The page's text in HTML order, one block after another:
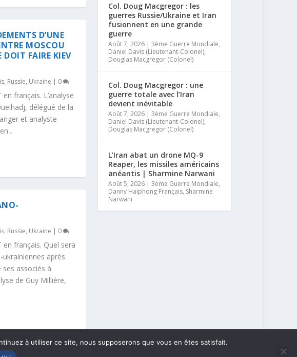
D’UNE
MOSCOU
FAIRE KIEV
, Russie, Ukraine | 0
français. L’analyse
délégué de la
et analyste
, Russie, Ukraine | 0
en français. Quel sera
ukrainiennes après
associés à
de Guy Millière,
Col. Doug Macgregor : les
guerres Russie/Ukraine et Iran
fusionnent en une grande
guerre
Août 7, 2026 |3ème Guerre Mondiale,
Daniel Davis (Lieutenant-Colonel),
Douglas Macgregor (Colonel)
Col. Doug Macgregor : une
guerre totale avec l’Iran
devient inévitable
Août 7, 2026 |3ème Guerre Mondiale,
Daniel Davis (Lieutenant-Colonel),
Douglas Macgregor (Colonel)
L’Iran abat un drone MQ-9
Reaper, les missiles américains
anéantis | Sharmine Narwani
Août 5, 2026 |3ème Guerre Mondiale,
Danny Haiphong Français, Sharmine
Narwani
à utiliser ce site, nous supposerons que vous en êtes satisfait.